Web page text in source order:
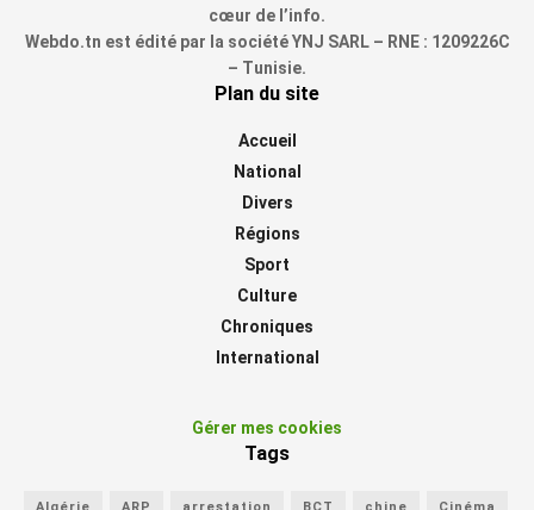
cœur de l’info.
Webdo.tn est édité par la société YNJ SARL – RNE : 1209226C
– Tunisie.
Plan du site
Accueil
National
Divers
Régions
Sport
Culture
Chroniques
International
Gérer mes cookies
Tags
Algérie ARP arrestation BCT chine Cinéma